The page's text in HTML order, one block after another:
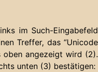
im Such-Eingabefeld
Treffer, das “Unicode
oben angezeigt wird (2).
unten (3) bestätigen: